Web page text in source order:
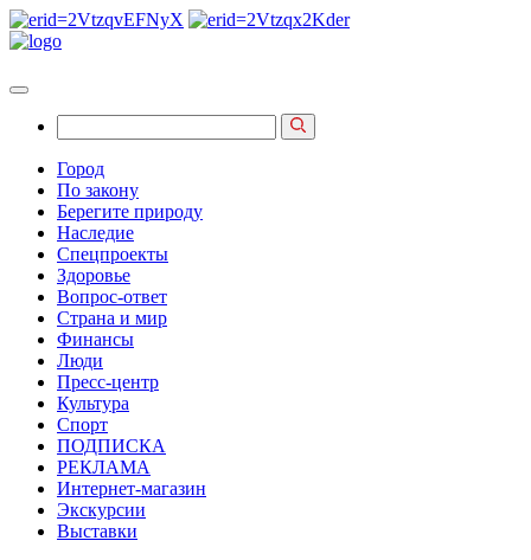
Город
По закону
Берегите природу
Наследие
Спецпроекты
Здоровье
Вопрос-ответ
Страна и мир
Финансы
Люди
Пресс-центр
Культура
Спорт
ПОДПИСКА
РЕКЛАМА
Интернет-магазин
Экскурсии
Выставки